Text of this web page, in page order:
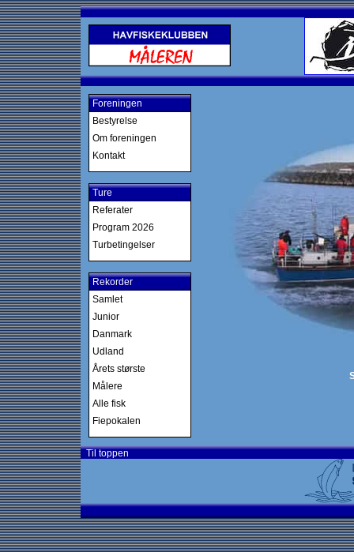
Foreningen
Bestyrelse
Om foreningen
Kontakt
Ture
Referater
Program 2026
Turbetingelser
Rekorder
Samlet
Junior
Danmark
Udland
Årets største
Målere
Alle fisk
Fiepokalen
Til toppen